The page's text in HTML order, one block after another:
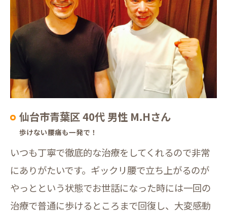
仙台市青葉区 40代 男性 M.Hさん
歩けない腰痛も一発で！
いつも丁寧で徹底的な治療をしてくれるので非常
にありがたいです。ギックリ腰で立ち上がるのが
やっとという状態でお世話になった時には一回の
治療で普通に歩けるところまで回復し、大変感動